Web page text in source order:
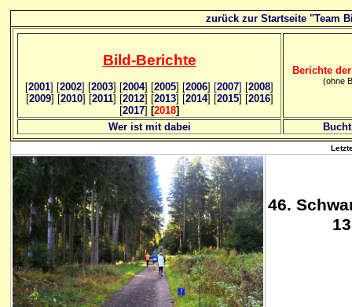
zurück zur Startseite "Team
Bild-Berichte
[2001] [2002] [2003] [2004] [2005] [2006] [2007] [2008]
[2009] [2010] [2011] [2012] [2013] [2014] [2015] [2016]
[2017] [2018]
Berichte
(ohne
Wer ist mit dabei
46.